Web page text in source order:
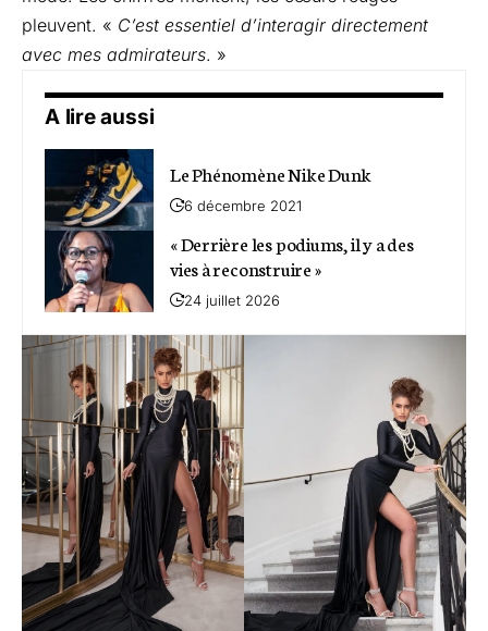
pleuvent. « C’est essentiel d’interagir directement
avec mes admirateurs. »
A lire aussi
Le Phénomène Nike Dunk
6 décembre 2021
« Derrière les podiums, il y a des
vies à reconstruire »
24 juillet 2026